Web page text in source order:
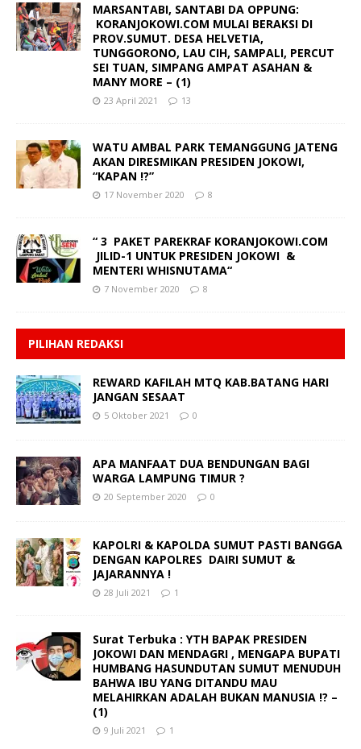
MARSANTABI, SANTABI DA OPPUNG:
KORANJOKOWI.COM MULAI BERAKSI DI
PROV.SUMUT. DESA HELVETIA,
TUNGGORONO, LAU CIH, SAMPALI, PERCUT
SEI TUAN, SIMPANG AMPAT ASAHAN &
MANY MORE – (1)
23 April 2021 13
WATU AMBAL PARK TEMANGGUNG JATENG
AKAN DIRESMIKAN PRESIDEN JOKOWI,
“KAPAN !?”
17 November 2020 8
“ 3 PAKET PAREKRAF KORANJOKOWI.COM
JILID-1 UNTUK PRESIDEN JOKOWI &
MENTERI WHISNUTAMA“
7 November 2020 8
PILIHAN REDAKSI
REWARD KAFILAH MTQ KAB.BATANG HARI
JANGAN SESAAT
5 Oktober 2021 0
APA MANFAAT DUA BENDUNGAN BAGI
WARGA LAMPUNG TIMUR ?
20 September 2020 0
KAPOLRI & KAPOLDA SUMUT PASTI BANGGA
DENGAN KAPOLRES DAIRI SUMUT &
JAJARANNYA !
28 Juli 2021 1
Surat Terbuka : YTH BAPAK PRESIDEN
JOKOWI DAN MENDAGRI , MENGAPA BUPATI
HUMBANG HASUNDUTAN SUMUT MENUDUH
BAHWA IBU YANG DITANDU MAU
MELAHIRKAN ADALAH BUKAN MANUSIA !? –
(1)
9 Juli 2021 1